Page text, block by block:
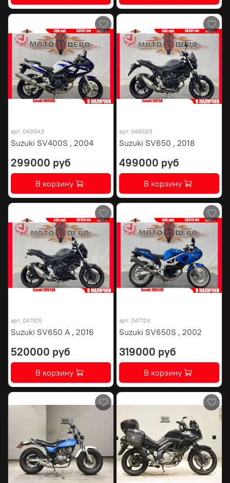
арт. 048943
Suzuki SV400S , 2004
299000 руб
В корзину
арт. 048583
Suzuki SV650 , 2018
499000 руб
В корзину
арт. 047815
Suzuki SV650 A , 2016
520000 руб
В корзину
арт. 047126
Suzuki SV650S , 2002
319000 руб
В корзину